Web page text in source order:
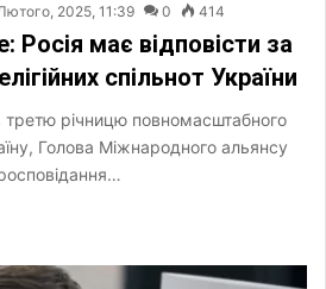
2025, 11:39 0 414
Росія має відповісти за
спільнот України
річницю повномасштабного
Голова Міжнародного альянсу